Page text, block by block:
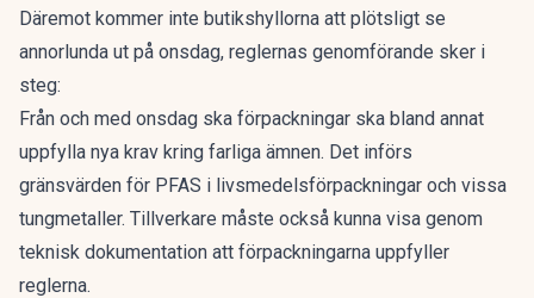
Däremot kommer inte butikshyllorna att plötsligt se
annorlunda ut på onsdag, reglernas genomförande sker i
steg:
Från och med onsdag ska förpackningar ska bland annat
uppfylla nya krav kring farliga ämnen. Det införs
gränsvärden för PFAS i livsmedelsförpackningar och vissa
tungmetaller. Tillverkare måste också kunna visa genom
teknisk dokumentation att förpackningarna uppfyller
reglerna.